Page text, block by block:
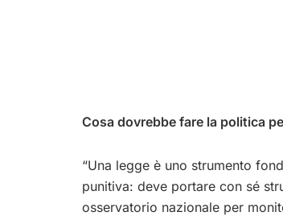
Cosa dovrebbe fare la politica
“Una legge è uno strumento
punitiva: deve portare con sé
osservatorio nazionale per